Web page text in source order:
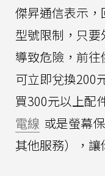
傑昇通信表示
型號限制，只
導致危險，前
可立即兌換200
買300元以上配
電線 或是螢幕
其他服務），讓